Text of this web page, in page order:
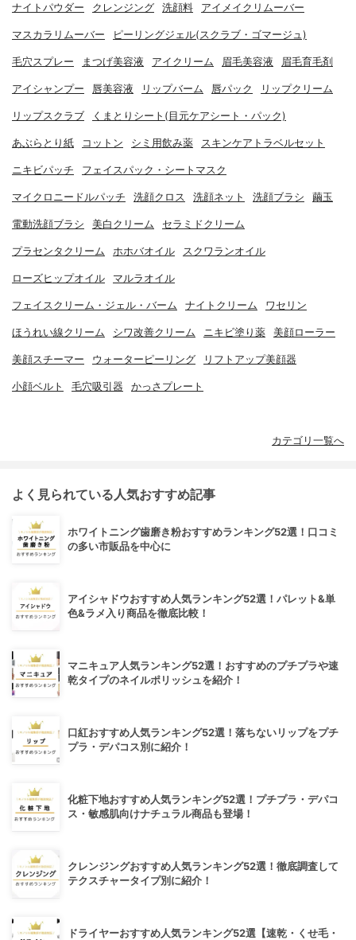
ナイトパウダー クレンジング 洗顔料 アイメイクリムーバー
マスカラリムーバー ピーリングジェル(スクラブ・ゴマージュ)
毛穴スプレー まつげ美容液 アイクリーム 眉毛美容液 眉毛育毛剤
アイシャンプー 唇美容液 リップバーム 唇パック リップクリーム
リップスクラブ くまとりシート(目元ケアシート・パック)
あぶらとり紙 コットン シミ用飲み薬 スキンケアトラベルセット
ニキビパッチ フェイスパック・シートマスク
マイクロニードルパッチ 洗顔クロス 洗顔ネット 洗顔ブラシ 繭玉
電動洗顔ブラシ 美白クリーム セラミドクリーム
プラセンタクリーム ホホバオイル スクワランオイル
ローズヒップオイル マルラオイル
フェイスクリーム・ジェル・バーム ナイトクリーム ワセリン
ほうれい線クリーム シワ改善クリーム ニキビ塗り薬 美顔ローラー
美顔スチーマー ウォーターピーリング リフトアップ美顔器
小顔ベルト 毛穴吸引器 かっさプレート
カテゴリ一覧へ
よく見られている人気おすすめ記事
ホワイトニング歯磨き粉おすすめランキング52選！口コミ
の多い市販品を中心に
アイシャドウおすすめ人気ランキング52選！パレット&単
色&ラメ入り商品を徹底比較！
マニキュア人気ランキング52選！おすすめのプチプラや速
乾タイプのネイルポリッシュを紹介！
口紅おすすめ人気ランキング52選！落ちないリップをプチ
プラ・デパコス別に紹介！
化粧下地おすすめ人気ランキング52選！プチプラ・デパコ
ス・敏感肌向けナチュラル商品も登場！
クレンジングおすすめ人気ランキング52選！徹底調査して
テクスチャータイプ別に紹介！
ドライヤーおすすめ人気ランキング52選【速乾・くせ毛・